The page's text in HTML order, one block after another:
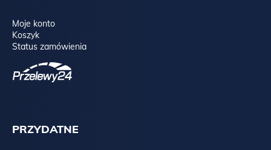
Moje konto
Koszyk
Status zamówienia
PRZYDATNE